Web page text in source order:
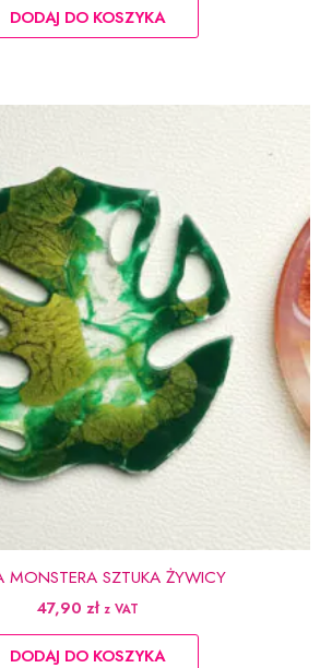
DODAJ DO KOSZYKA
MONSTERA SZTUKA ŻYWICY
47,90 zł z VAT
DODAJ DO KOSZYKA